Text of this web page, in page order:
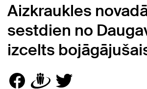
Aizkraukles
sestdien no
izcelts